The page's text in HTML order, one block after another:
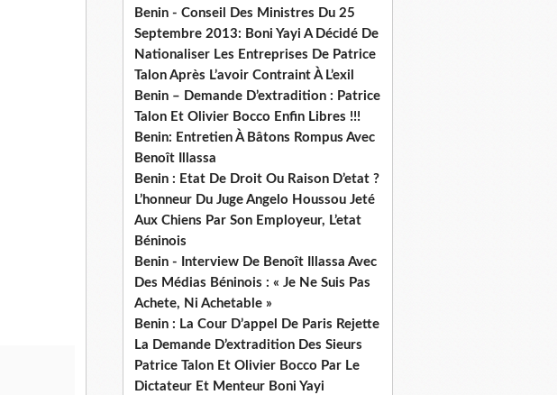
Benin - Conseil Des Ministres Du 25
Septembre 2013: Boni Yayi A Décidé De
Nationaliser Les Entreprises De Patrice
Talon Après L’avoir Contraint À L’exil
Benin – Demande D’extradition : Patrice
Talon Et Olivier Bocco Enfin Libres !!!
Benin: Entretien À Bâtons Rompus Avec
Benoît Illassa
Benin : Etat De Droit Ou Raison D’etat ?
L’honneur Du Juge Angelo Houssou Jeté
Aux Chiens Par Son Employeur, L’etat
Béninois
Benin - Interview De Benoît Illassa Avec
Des Médias Béninois : « Je Ne Suis Pas
Achete, Ni Achetable »
Benin : La Cour D’appel De Paris Rejette
La Demande D’extradition Des Sieurs
Patrice Talon Et Olivier Bocco Par Le
Dictateur Et Menteur Boni Yayi